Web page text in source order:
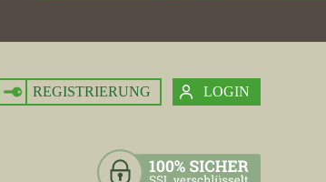
REGISTRIERUNG LOGIN